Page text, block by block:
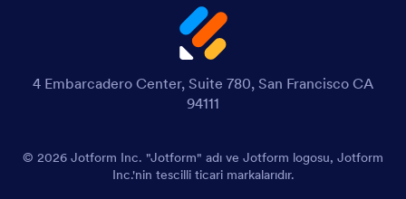
4 Embarcadero Center, Suite 780, San Francisco CA
94111
© 2026 Jotform Inc. "Jotform" adı ve Jotform logosu, Jotform
Inc.'nin tescilli ticari markalarıdır.